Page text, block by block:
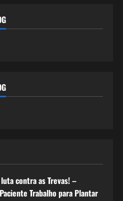
contra as Trevas! –
Trabalho para Plantar